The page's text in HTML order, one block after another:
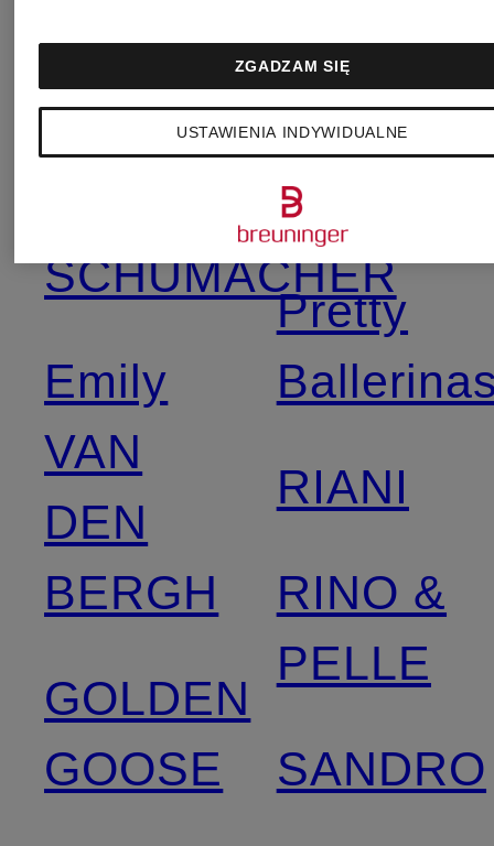
DEMELLIER
DOROTHEE
SCHUMACHER
Emily
VAN
DEN
BERGH
GOLDEN
GOOSE
MRS &
HUGS
Pretty
RIANI
RINO &
PELLE
SANDRO
USTAWIENIA INDYWIDUALNE
ZGADZAM SIĘ